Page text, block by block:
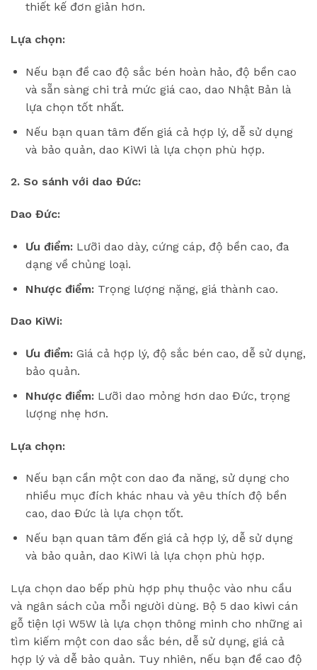
thiết kế đơn giản hơn.
Lựa chọn:
Nếu bạn đề cao độ sắc bén hoàn hảo, độ bền cao
và sẵn sàng chi trả mức giá cao, dao Nhật Bản là
lựa chọn tốt nhất.
Nếu bạn quan tâm đến giá cả hợp lý, dễ sử dụng
và bảo quản, dao KiWi là lựa chọn phù hợp.
2. So sánh với dao Đức:
Dao Đức:
Ưu điểm:Lưỡi dao dày, cứng cáp, độ bền cao, đa
dạng về chủng loại.
Nhược điểm:Trọng lượng nặng, giá thành cao.
Dao KiWi:
Ưu điểm:Giá cả hợp lý, độ sắc bén cao, dễ sử dụng,
bảo quản.
Nhược điểm:Lưỡi dao mỏng hơn dao Đức, trọng
lượng nhẹ hơn.
Lựa chọn:
Nếu bạn cần một con dao đa năng, sử dụng cho
nhiều mục đích khác nhau và yêu thích độ bền
cao, dao Đức là lựa chọn tốt.
Nếu bạn quan tâm đến giá cả hợp lý, dễ sử dụng
và bảo quản, dao KiWi là lựa chọn phù hợp.
Lựa chọn dao bếp phù hợp phụ thuộc vào nhu cầu
và ngân sách của mỗi người dùng. Bộ 5 dao kiwi cán
gỗ tiện lợi W5W là lựa chọn thông minh cho những ai
tìm kiếm một con dao sắc bén, dễ sử dụng, giá cả
hợp lý và dễ bảo quản. Tuy nhiên, nếu bạn đề cao độ